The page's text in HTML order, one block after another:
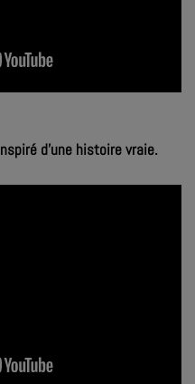
Inspiré d'une histoire vraie.